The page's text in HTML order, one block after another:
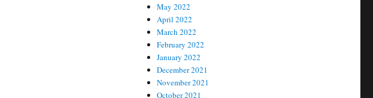
May 2022
April 2022
March 2022
February 2022
January 2022
December 2021
November 2021
October 2021